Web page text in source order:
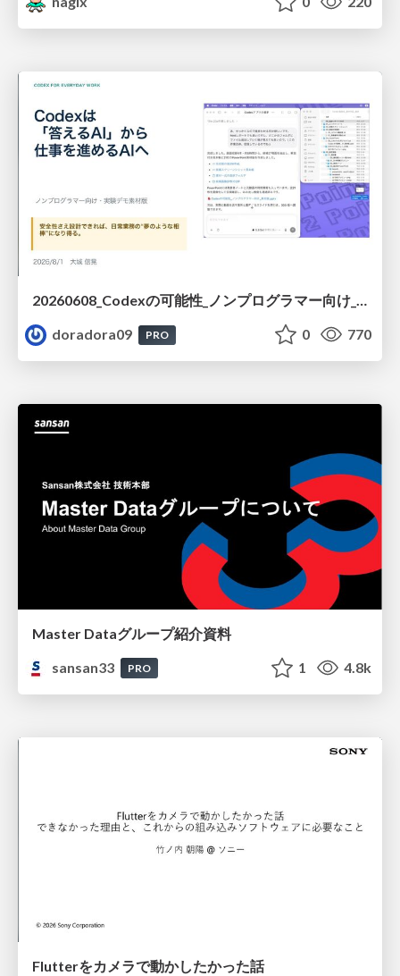
20260608_Codexの可能性_ノンプログラマー向け_大城追記
doradora09
PRO 0 770
Master Dataグループ紹介資料
sansan33
PRO 1 4.8k
Flutterをカメラで動かしたかった話